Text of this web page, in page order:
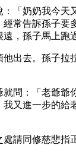
「奶奶我今
常告訴孫子
，孫子馬上跑
出去。孫子
問：「老爺
又進一步的
請同修慈悲指